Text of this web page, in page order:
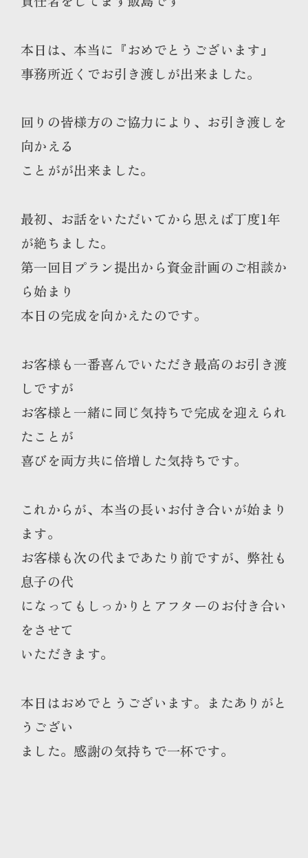
本日は、本当に『おめでとうございます』
事務所近くでお引き渡しが出来ました。
回りの皆様方のご協力により、お引き渡しを
向かえる
ことがが出来ました。
最初、お話をいただいてから思えば丁度1年
が絶ちました。
第一回目プラン提出から資金計画のご相談か
ら始まり
本日の完成を向かえたのです。
お客様も一番喜んでいただき最高のお引き渡
しですが
お客様と一緒に同じ気持ちで完成を迎えられ
たことが
喜びを両方共に倍増した気持ちです。
これからが、本当の長いお付き合いが始まり
ます。
お客様も次の代まであたり前ですが、弊社も
息子の代
になってもしっかりとアフターのお付き合い
をさせて
いただきます。
本日はおめでとうございます。またありがと
うござい
ました。感謝の気持ちで一杯です。